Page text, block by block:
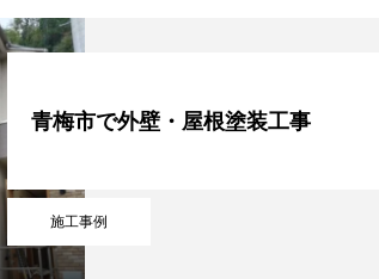
施工事例
青梅市で外壁・屋根塗装工事